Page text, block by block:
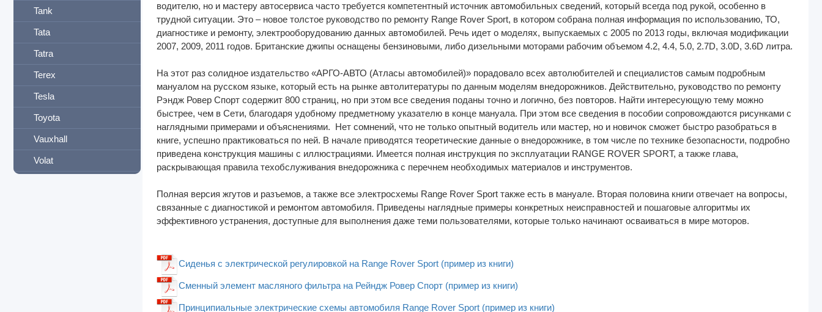
Tank
Tata
Tatra
Terex
Tesla
Toyota
Vauxhall
Volat
водителю, но и мастеру автосервиса часто требуется компетентный источник автомобильных сведений, который всегда под рукой, особенно в
трудной ситуации. Это – новое толстое руководство по ремонту Range Rover Sport, в котором собрана полная информация по использованию, ТО,
диагностике и ремонту, электрооборудованию данных автомобилей. Речь идет о моделях, выпускаемых с 2005 по 2013 годы, включая модификации
2007, 2009, 2011 годов. Британские джипы оснащены бензиновыми, либо дизельными моторами рабочим объемом 4.2, 4.4, 5.0, 2.7D, 3.0D, 3.6D литра.
На этот раз солидное издательство «АРГО-АВТО (Атласы автомобилей)» порадовало всех автолюбителей и специалистов самым подробным
мануалом на русском языке, который есть на рынке автолитературы по данным моделям внедорожников. Действительно, руководство по ремонту
Рэндж Ровер Спорт содержит 800 страниц, но при этом все сведения поданы точно и логично, без повторов. Найти интересующую тему можно
быстрее, чем в Сети, благодаря удобному предметному указателю в конце мануала. При этом все сведения в пособии сопровождаются рисунками с
наглядными примерами и объяснениями. Нет сомнений, что не только опытный водитель или мастер, но и новичок сможет быстро разобраться в
книге, успешно практиковаться по ней. В начале приводятся теоретические данные о внедорожнике, в том числе по технике безопасности, подробно
приведена конструкция машины с иллюстрациями. Имеется полная инструкция по эксплуатации RANGE ROVER SPORT, а также глава,
раскрывающая правила техобслуживания внедорожника с перечнем необходимых материалов и инструментов.
Полная версия жгутов и разъемов, а также все электросхемы Range Rover Sport также есть в мануале. Вторая половина книги отвечает на вопросы,
связанные с диагностикой и ремонтом автомобиля. Приведены наглядные примеры конкретных неисправностей и пошаговые алгоритмы их
эффективного устранения, доступные для выполнения даже теми пользователями, которые только начинают осваиваться в мире моторов.
Сиденья с электрической регулировкой на Range Rover Sport (пример из книги)
Сменный элемент масляного фильтра на Рейндж Ровер Спорт (пример из книги)
Принципиальные электрические схемы автомобиля Range Rover Sport (пример из книги)